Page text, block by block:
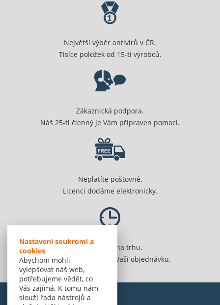
Nastavení soukromí a
cookies
Abychom mohli
vylepšovat náš web,
potřebujeme vědět, co
Vás zajímá. K tomu nám
slouží řada nástrojů a
Největší výběr antivirů v ČR.
Tisíce položek od 15-ti výrobců.
Zákaznická podpora.
Náš 25-ti členný je Vám připraven pomoci.
Neplatíte poštovné.
Licenci dodáme elektronicky.
Jsme 20 let na trhu.
Spolehlivě vyřídíme Vaši objednávku.